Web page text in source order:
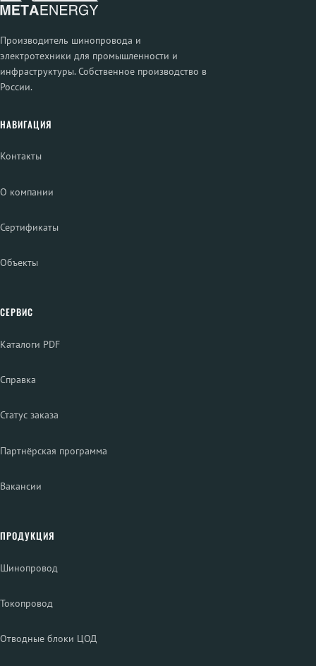
Производитель шинопровода и
электротехники для промышленности и
инфраструктуры. Собственное производство в
России.
НАВИГАЦИЯ
Контакты
О компании
Сертификаты
Объекты
СЕРВИС
Каталоги PDF
Справка
Статус заказа
Партнёрская программа
Вакансии
ПРОДУКЦИЯ
Шинопровод
Токопровод
Отводные блоки ЦОД